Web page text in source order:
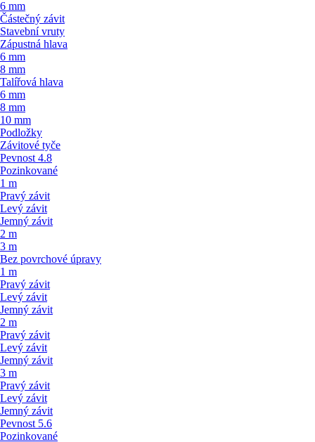
6 mm
Částečný závit
Stavební vruty
Zápustná hlava
6 mm
8 mm
Talířová hlava
6 mm
8 mm
10 mm
Podložky
Závitové tyče
Pevnost 4.8
Pozinkované
1 m
Pravý závit
Levý závit
Jemný závit
2 m
3 m
Bez povrchové úpravy
1 m
Pravý závit
Levý závit
Jemný závit
2 m
Pravý závit
Levý závit
Jemný závit
3 m
Pravý závit
Levý závit
Jemný závit
Pevnost 5.6
Pozinkované